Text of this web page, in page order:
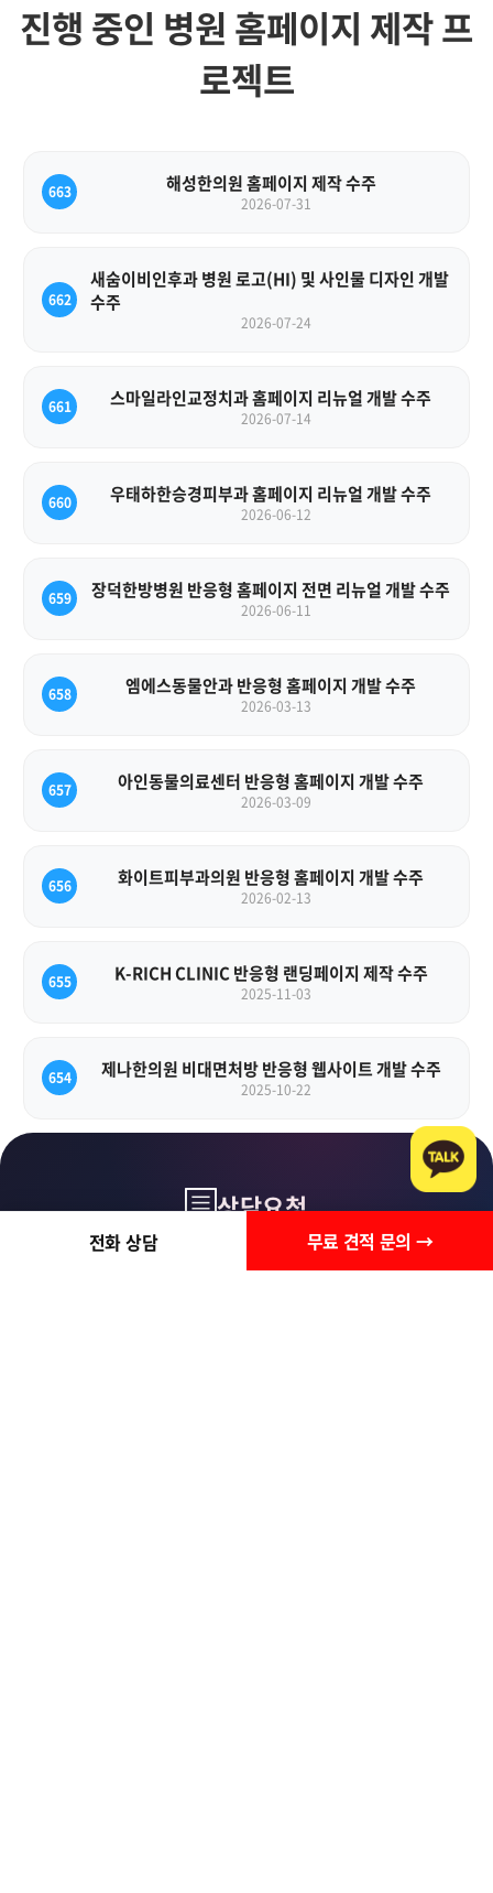
진행 중인 병원 홈페이지 제작 프
로젝트
663 해성한의원 홈페이지 제작 수주
2026-07-31
662
새숨이비인후과 병원 로고(HI) 및 사인물 디자인 개발
수주
2026-07-24
661 스마일라인교정치과 홈페이지 리뉴얼 개발 수주
2026-07-14
660 우태하한승경피부과 홈페이지 리뉴얼 개발 수주
2026-06-12
659 장덕한방병원 반응형 홈페이지 전면 리뉴얼 개발 수주
2026-06-11
658 엠에스동물안과 반응형 홈페이지 개발 수주
2026-03-13
657 아인동물의료센터 반응형 홈페이지 개발 수주
2026-03-09
656 화이트피부과의원 반응형 홈페이지 개발 수주
2026-02-13
655 K-RICH CLINIC 반응형 랜딩페이지 제작 수주
2025-11-03
654 제나한의원 비대면처방 반응형 웹사이트 개발 수주
2025-10-22
상담요청
전화 상담 무료 견적 문의 →